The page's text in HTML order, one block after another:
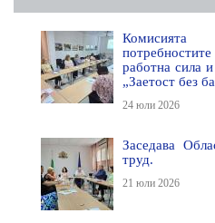
работна сила
„Заетост без
24 юли 2026
Заседава
труд.
21 юли 2026